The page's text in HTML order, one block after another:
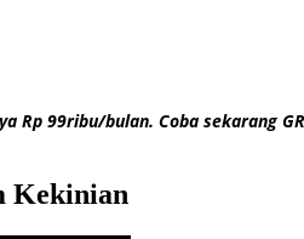
Rp 99ribu/bulan. Coba sekarang
Kekinian